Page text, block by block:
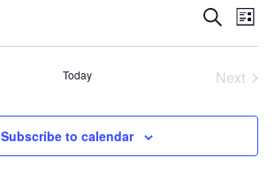
and
Search
List
Today Next
Subscribe to calendar